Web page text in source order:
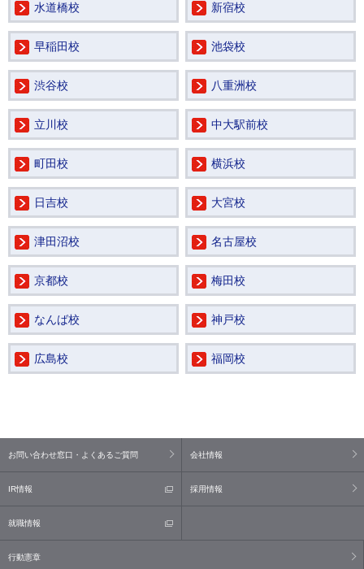
水道橋校 新宿校
早稲田校 池袋校
渋谷校 八重洲校
立川校 中大駅前校
町田校 横浜校
日吉校 大宮校
津田沼校 名古屋校
京都校 梅田校
なんば校 神戸校
広島校 福岡校
お問い合わせ窓口・よくあるご質問 会社情報
IR情報 採用情報
就職情報
行動憲章